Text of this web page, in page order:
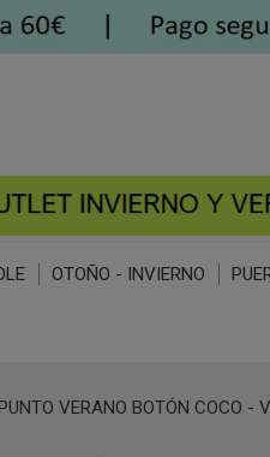
OTOÑO - INVIERNO
VERANO BOTÓN COCO -